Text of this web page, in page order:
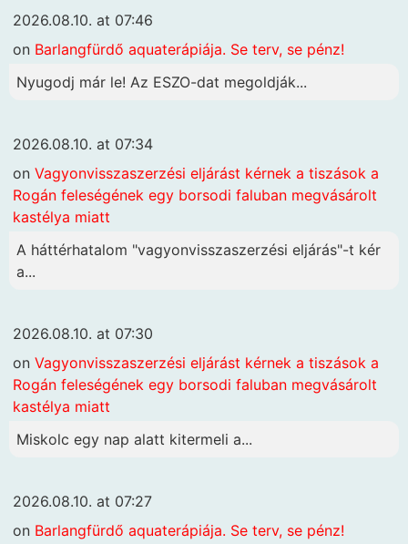
2026.08.10. at 07:46
on Barlangfürdő aquaterápiája. Se terv, se pénz!
Nyugodj már le! Az ESZO-dat megoldják...
2026.08.10. at 07:34
on Vagyonvisszaszerzési eljárást kérnek a tiszások a
Rogán feleségének egy borsodi faluban megvásárolt
kastélya miatt
A háttérhatalom "vagyonvisszaszerzési eljárás"-t kér
a...
2026.08.10. at 07:30
on Vagyonvisszaszerzési eljárást kérnek a tiszások a
Rogán feleségének egy borsodi faluban megvásárolt
kastélya miatt
Miskolc egy nap alatt kitermeli a...
2026.08.10. at 07:27
on Barlangfürdő aquaterápiája. Se terv, se pénz!